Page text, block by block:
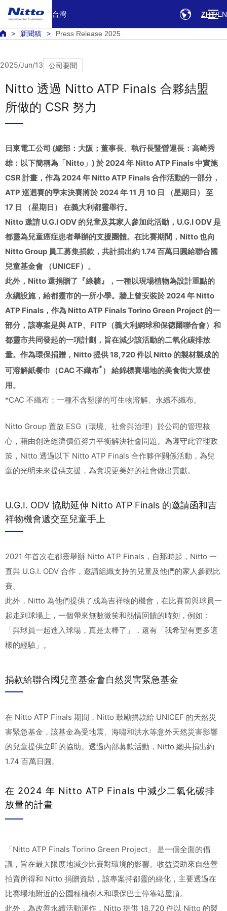
台灣 ZHT EN
新聞稿 Press Release 2025
2025/Jun/13 公司要聞
Nitto 透過 Nitto ATP Finals 合夥結盟
所做的 CSR 努力
日東電工公司 (總部：大阪；董事長、執行長暨營運長：高崎秀
雄：以下簡稱為「Nitto」) 於 2024 年 Nitto ATP Finals 中實施
CSR 計畫，作為 2024 年 Nitto ATP Finals 合作活動的一部分，
ATP 巡迴賽的季末決賽將於 2024 年 11 月 10 日 （星期日） 至
17 日 （星期日） 在義大利都靈舉行。
Nitto 邀請 U.G.I ODV 的兒童及其家人參加此活動，U.G.I ODV 是
都靈為兒童癌症患者舉辦的支援團體。在比賽期間，Nitto 也向
Nitto Group 員工募集捐款，共計捐出約 1.74 百萬日圓給聯合國
兒童基金會 （UNICEF）。
此外，Nitto 還捐贈了『綠牆』，一種以現場植物為設計重點的
永續設施，給都靈市的一所小學。牆上曾安裝於 2024 年 Nitto
ATP Finals，作為 Nitto ATP Finals Torino Green Project 的一
部分，該專案是與 ATP、FITP（義大利網球和保德爾聯合會）和
都靈市共同發起的一項計劃，旨在減少該活動的二氧化碳排放
量。作為環保捐贈，Nitto 提供 18,720 件以 Nitto 的製材製成的
可溶解紙餐巾（CAC 不織布* ） 給錦標賽場地的美食街大眾使
用。
*CAC 不織布：一種不含塑膠的可生物溶解、永續不織布。
Nitto Group 置放 ESG（環境、社會與治理）於公司的管理核
心，藉由創造經濟價值努力平衡解決社會問題。為遵守此管理政
策，Nitto 透過以下 Nitto ATP Finals 合作夥伴關係活動，為兒
童的光明未來提供支援，為實現更美好的社會做出貢獻。
U.G.I. ODV 協助延伸 Nitto ATP Finals 的邀請函和吉
祥物機會遞交至兒童手上
2021 年首次在都靈舉辦 Nitto ATP Finals，自那時起，Nitto 一
直與 U.G.I. ODV 合作，邀請組織支持的兒童及他們的家人參觀比
賽。
此外，Nitto 為他們提供了成為吉祥物的機會，在比賽前與球員一
起走到球場上，一個帶來無數微笑和熱情回饋的時刻，例如：
「與球員一起進入球場，真是太棒了」，還有「我希望有更多這
樣的經驗」。
捐款給聯合國兒童基金會自然災害緊急基金
在 Nitto ATP Finals 期間，Nitto 鼓勵捐款給 UNICEF 的天然災
害緊急基金，該基金為受地震、海嘯和洪水等意外天然災害影響
的兒童提供立即的協助。透過內部募款活動，Nitto 總共捐出約
1.74 百萬日圓。
在 2024 年 Nitto ATP Finals 中減少二氧化碳排
放量的計畫
「Nitto ATP Finals Torino Green Project」 是一個全面的倡
議，旨在最大限度地減少比賽對環境的影響。收益資助來自慈善
拍賣所得和 Nitto 捐贈資助，該專案持都靈的綠化，主要透過在
比賽場地附近的公園種植樹木和環保巴士停靠站屋頂。
此外，為改善永續活動運作，Nitto 提供 18,720 件以 Nitto 的製